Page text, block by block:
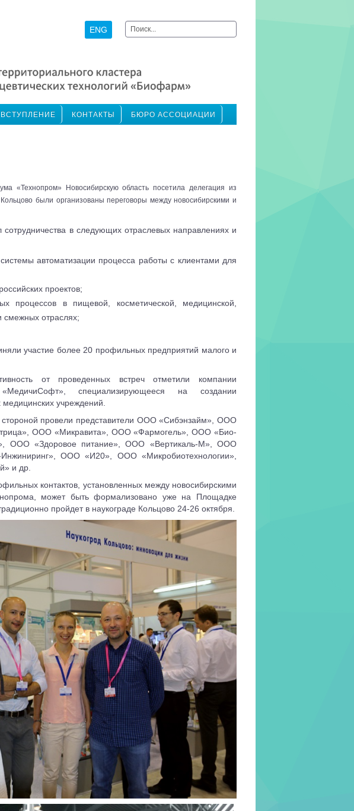
Искать...
ENG
ВСТУПЛЕНИЕ КОНТАКТЫ БЮРО АССОЦИАЦИИ
«Технопром» Новосибирскую область посетила делегация из
были организованы переговоры между новосибирскими и
сотрудничества в следующих отраслевых направлениях и
автоматизации процесса работы с клиентами для
проектов;
процессов в пищевой, косметической, медицинской,
смежных отраслях;
участие более 20 профильных предприятий малого и
от проведенных встреч отметили компании
специализирующееся на создании
учреждений.
стороной провели представители ООО «Сибэнзайм», ООО
ООО «Микравита», ООО «Фармогель», ООО «Био-
«Здоровое питание», ООО «Вертикаль-М», ООО
ООО «И20», ООО «Микробиотехнологии»,
и др.
контактов, установленных между новосибирскими
может быть формализовано уже на Площадке
пройдет в наукограде Кольцово 24-26 октября.